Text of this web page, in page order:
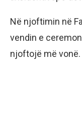
Në njoftimin në
vendin e
njoftojë më vonë.